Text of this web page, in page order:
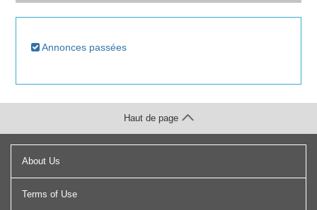
Annonces passées
About Us
Terms of Use
Haut de page